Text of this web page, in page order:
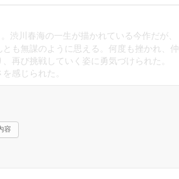
渋川春海の一生が描かれている今作だが、
も無謀のように思える。何度も挫かれ、仲
再び挑戦していく姿に勇気づけられた。
感じられた。
容